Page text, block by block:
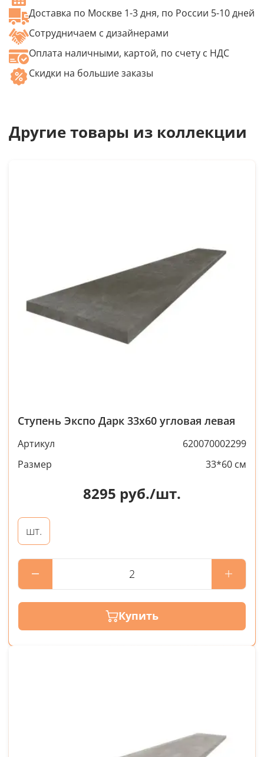
Доставка по Москве 1-3 дня, по России 5-10 дней
Сотрудничаем с дизайнерами
Оплата наличными, картой, по счету с НДС
Скидки на большие заказы
Другие товары из коллекции
Ступень Экспо Дарк 33x60 угловая левая
Артикул
620070002299
Размер
33*60 см
8295 руб./шт.
шт.
Купить